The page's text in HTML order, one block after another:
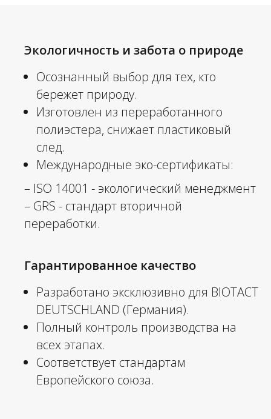
Экологичность и забота о природе
Осознанный выбор для тех, кто
бережет природу.
Изготовлен из переработанного
полиэстера, снижает пластиковый
след.
Международные эко-сертификаты:
– ISO 14001 - экологический менеджмент
– GRS - стандарт вторичной
переработки.
Гарантированное качество
Разработано эксклюзивно для BIOTACT
DEUTSCHLAND (Германия).
Полный контроль производства на
всех этапах.
Соответствует стандартам
Европейского союза.